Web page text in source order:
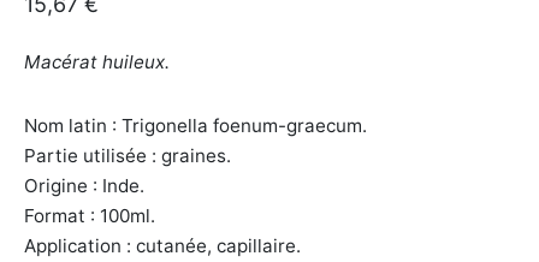
Macérat huileux.
Nom latin : Trigonella foenum-graecum.
Partie utilisée : graines.
Origine : Inde.
Format : 100ml.
Application : cutanée, capillaire.
BIO